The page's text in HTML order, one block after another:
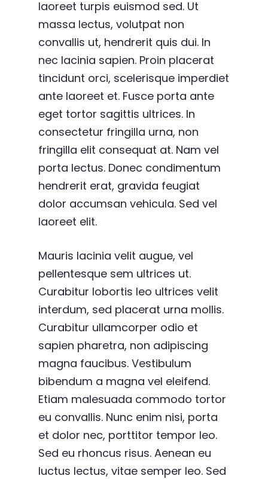
laoreet turpis euismod sed. Ut
massa lectus, volutpat non
convallis ut, hendrerit quis dui. In
nec lacinia sapien. Proin placerat
tincidunt orci, scelerisque imperdiet
ante laoreet et. Fusce porta ante
eget tortor sagittis ultrices. In
consectetur fringilla urna, non
fringilla elit consequat at. Nam vel
porta lectus. Donec condimentum
hendrerit erat, gravida feugiat
dolor accumsan vehicula. Sed vel
laoreet elit.
Mauris lacinia velit augue, vel
pellentesque sem ultrices ut.
Curabitur lobortis leo ultrices velit
interdum, sed placerat urna mollis.
Curabitur ullamcorper odio et
sapien pharetra, non adipiscing
magna faucibus. Vestibulum
bibendum a magna vel eleifend.
Etiam malesuada commodo tortor
eu convallis. Nunc enim nisi, porta
et dolor nec, porttitor tempor leo.
Sed eu rhoncus risus. Aenean eu
luctus lectus, vitae semper leo. Sed